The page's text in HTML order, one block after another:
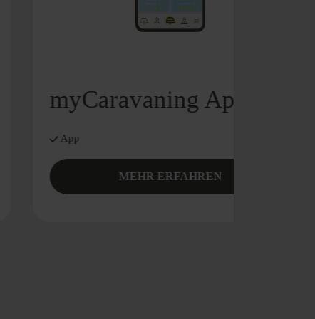
myCaravaning App
App
MEHR ERFAHREN